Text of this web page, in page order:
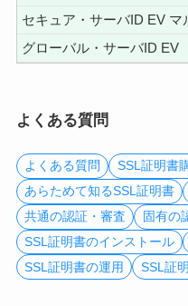
セキュア・サーバID EV マ
グローバル・サーバID EV
よくある質問
よくある質問
SSL証明書
あらためて知るSSL証明書
共通の認証・審査
固有の
SSL証明書のインストール
SSL証明書の運用
SSL証